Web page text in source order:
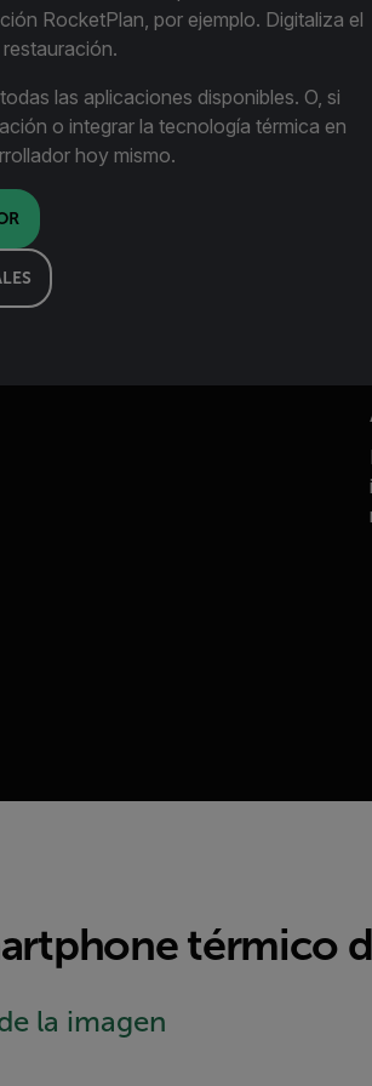
RocketPlan, por ejemplo. Digitaliza el
las aplicaciones disponibles. O, si
o integrar la tecnología térmica en
hoy mismo.
térmico
la imagen